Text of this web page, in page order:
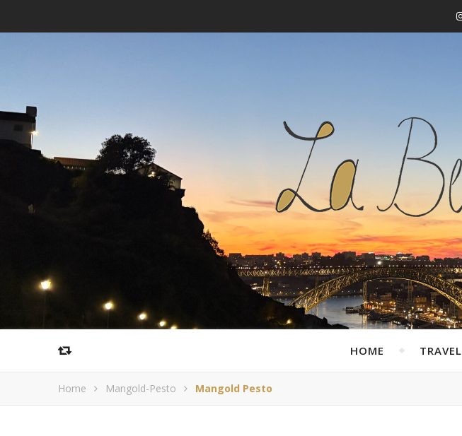
HOME TRAVEL
Home Mangold-Pesto Mangold Pesto